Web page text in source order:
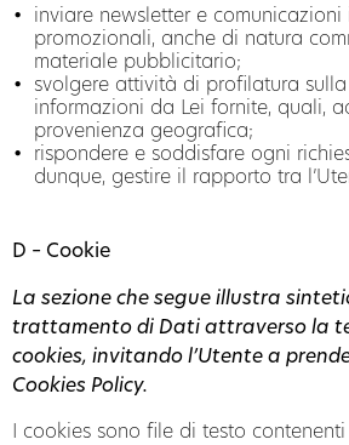
inviare newsletter e
promozionali, anche di natura
materiale pubblicitario;
svolgere attività di profilatura
informazioni da Lei fornite, quali,
provenienza geografica;
rispondere e soddisfare ogni
dunque, gestire il rapporto tra
D – Cookie
La sezione che segue illustra
trattamento di Dati attraverso la
cookies, invitando l’Utente a
Cookies Policy.
I cookies sono file di testo